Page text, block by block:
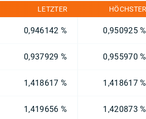
LETZTER HÖCHSTER
0,946142 % 0,950925 %
0,937929 % 0,955970 %
1,418617 % 1,418617 %
1,419656 % 1,420873 %